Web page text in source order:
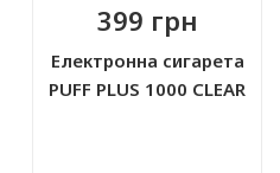
399 грн
Електронна сигарета
PUFF PLUS 1000 CLEAR